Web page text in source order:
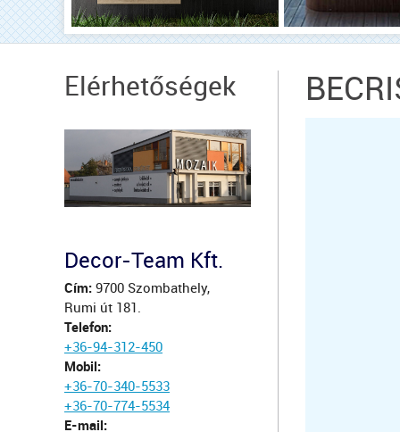
Elérhetőségek
Decor-Team Kft.
Cím: 9700 Szombathely,
Rumi út 181.
Telefon:
+36-94-312-450
Mobil:
+36-70-340-5533
+36-70-774-5534
E-mail: